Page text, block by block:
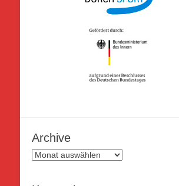
Archive
Archive